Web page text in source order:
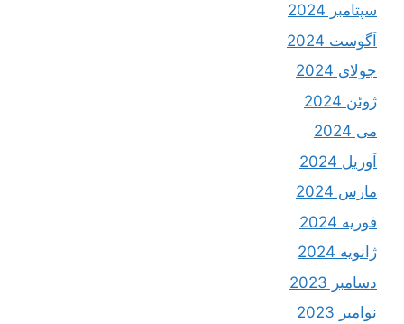
سپتامبر 2024
آگوست 2024
جولای 2024
ژوئن 2024
می 2024
آوریل 2024
مارس 2024
فوریه 2024
ژانویه 2024
دسامبر 2023
نوامبر 2023